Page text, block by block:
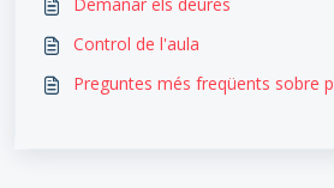
Control de l'aula
Preguntes més freqüents sobre